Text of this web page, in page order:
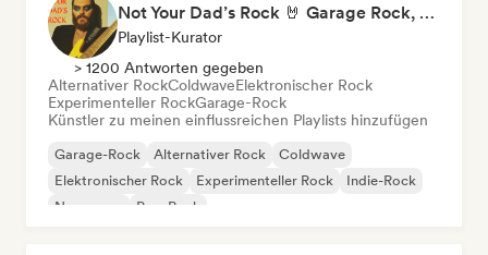
Not Your Dad’s Rock 🤘 Garage Rock, Alt-Rock & Indie Anthems
Playlist-Kurator
> 1200 Antworten gegeben
Alternativer RockColdwaveElektronischer Rock
Experimenteller RockGarage-Rock
Künstler zu meinen einflussreichen Playlists hinzufügen
Garage-Rock Alternativer Rock
Coldwave
Elektronischer Rock
Experimenteller Rock
Indie-Rock
New wave
Pop-Rock